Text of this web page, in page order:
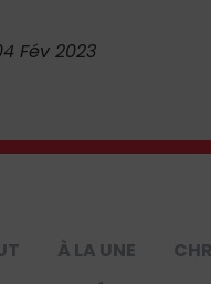
Fév 2023
À LA UNE